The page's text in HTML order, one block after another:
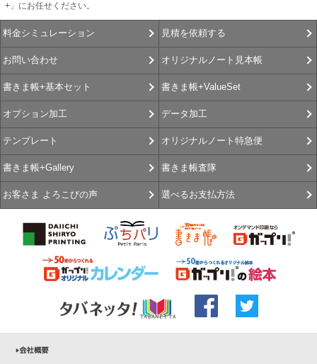
+」にお任せください。
料金シミュレーション 見積を依頼する
お問い合わせ オリジナルノート見本帳
書きま帳+基本セット 書きま帳+ValueSet
オプション加工 データ加工
テンプレート オリジナルノート特急便
書きま帳+Gallery 書きま帳査隊
お客さま よろこびの声 選べるお支払方法